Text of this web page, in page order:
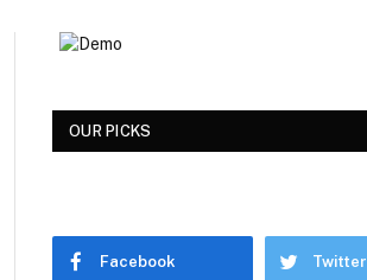
OUR PICKS
Facebook Twitter